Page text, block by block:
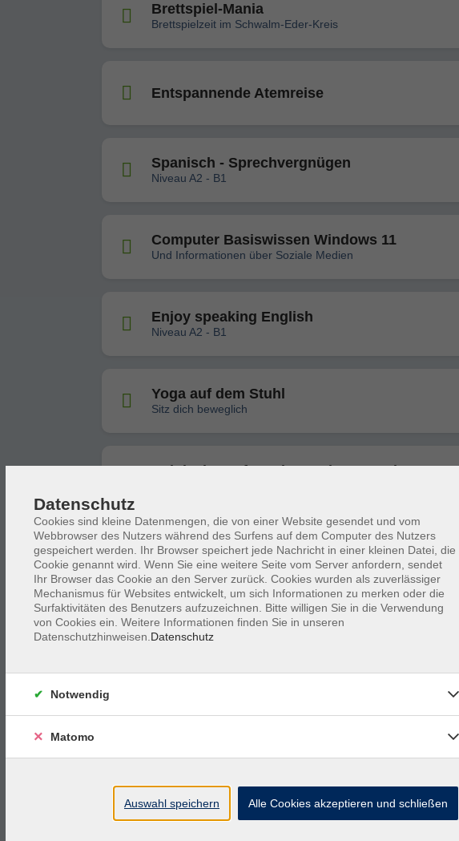
Brettspiel-Mania
Brettspielzeit im Schwalm-Eder-Kreis
Entspannende Atemreise
Spanisch - Sprechvergnügen
Niveau A2 - B1
Computer Basiswissen Windows 11
Und Informationen über Soziale Medien
Enjoy speaking English
Niveau A2 - B1
Yoga auf dem Stuhl
Sitz dich beweglich
Polnisch - Anfangskenntnisse erweitern
Englisch - Grundkenntnisse aufbauen
Niveau A2
Super Callanetics®
Niveau A1.01
Datenschutz
Cookies sind kleine Datenmengen, die von einer Website gesendet und vom
Webbrowser des Nutzers während des Surfens auf dem Computer des Nutzers
gespeichert werden. Ihr Browser speichert jede Nachricht in einer kleinen Datei, die
Cookie genannt wird. Wenn Sie eine weitere Seite vom Server anfordern, sendet
Ihr Browser das Cookie an den Server zurück. Cookies wurden als zuverlässiger
Mechanismus für Websites entwickelt, um sich Informationen zu merken oder die
Surfaktivitäten des Benutzers aufzuzeichnen. Bitte willigen Sie in die Verwendung
von Cookies ein. Weitere Informationen finden Sie in unseren
Datenschutzhinweisen. Datenschutz
Notwendig
Matomo
Auswahl speichern Alle Cookies akzeptieren und schließen